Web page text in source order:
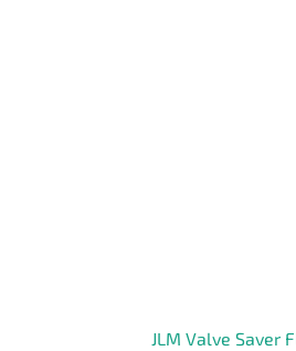
JLM Valve Saver